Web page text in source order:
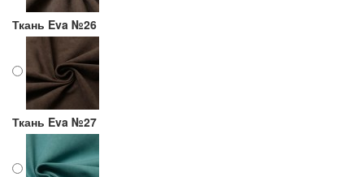
Ткань Eva №26
Ткань Eva №27